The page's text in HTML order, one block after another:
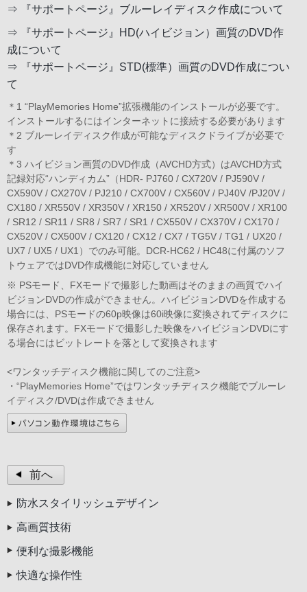
⇒ 『サポートページ』ブルーレイディスク作成について
⇒
『サポートページ』HD(ハイビジョン）画質のDVD作
成について
⇒
『サポートページ』STD(標準）画質のDVD作成につい
て
＊1 “PlayMemories Home”拡張機能のインストールが必要です。
インストールするにはインターネットに接続する必要があります
＊2 ブルーレイディスク作成が可能なディスクドライブが必要で
す
＊3 ハイビジョン画質のDVD作成（AVCHD方式）はAVCHD方式
記録対応“ハンディカム”（HDR- PJ760 / CX720V / PJ590V /
CX590V / CX270V / PJ210 / CX700V / CX560V / PJ40V /PJ20V /
CX180 / XR550V / XR350V / XR150 / XR520V / XR500V / XR100
/ SR12 / SR11 / SR8 / SR7 / SR1 / CX550V / CX370V / CX170 /
CX520V / CX500V / CX120 / CX12 / CX7 / TG5V / TG1 / UX20 /
UX7 / UX5 / UX1）でのみ可能。DCR-HC62 / HC48に付属のソフ
トウェアではDVD作成機能に対応していません
※ PSモード、FXモードで撮影した動画はそのままの画質でハイ
ビジョンDVDの作成ができません。ハイビジョンDVDを作成する
場合には、PSモードの60p映像は60i映像に変換されてディスクに
保存されます。FXモードで撮影した映像をハイビジョンDVDにす
る場合にはビットレートを落として変換されます
<ワンタッチディスク機能に関してのご注意>
・“PlayMemories Home”ではワンタッチディスク機能でブルーレ
イディスク/DVDは作成できません
前へ
防水スタイリッシュデザイン
高画質技術
便利な撮影機能
快適な操作性